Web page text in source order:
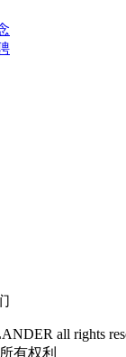
all rights
有权利